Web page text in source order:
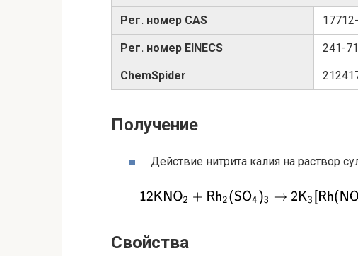
Рег. номер CAS
Рег. номер EINECS 241-
ChemSpider
Получение
Действие нитрита калия на раствор
Свойства